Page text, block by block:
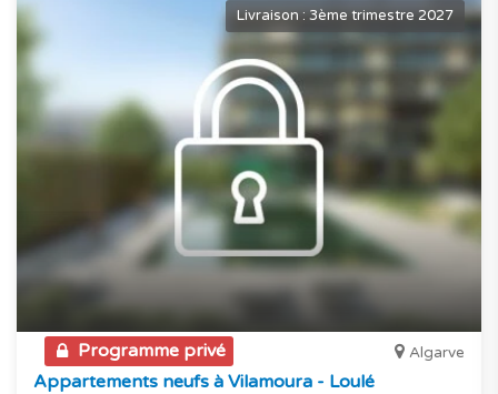
Livraison : 3ème trimestre 2027
Programme privé Algarve
Appartements neufs à Vilamoura - Loulé